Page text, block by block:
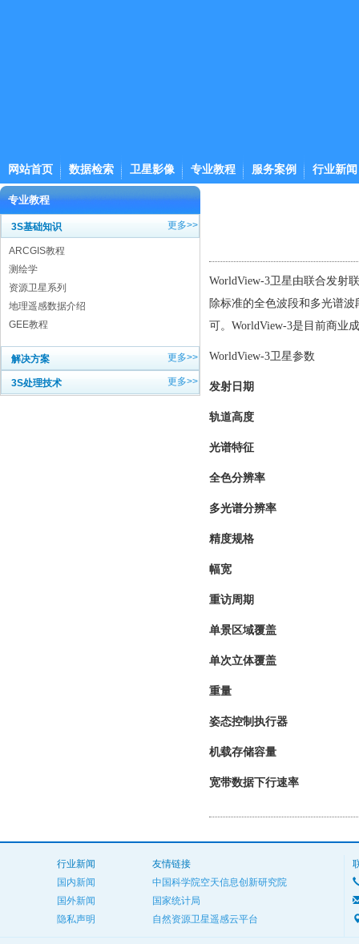
网站首页 数据检索 卫星影像 专业教程 服务案例 行业新闻
专业教程
3S基础知识 更多>>
ARCGIS教程
测绘学
资源卫星系列
地理遥感数据介绍
GEE教程
解决方案 更多>>
3S处理技术 更多>>
WorldView-3卫星由联合发射
除标准的全色波段和多光谱
可。WorldView-3是目前商业
WorldView-3卫星参数
发射日期
轨道高度
光谱特征
全色分辨率
多光谱分辨率
精度规格
幅宽
重访周期
单景区域覆盖
单次立体覆盖
重量
姿态控制执行器
机载存储容量
宽带数据下行速率
行业新闻
国内新闻
国外新闻
隐私声明
友情链接
中国科学院空天信息创新研究院
国家统计局
自然资源卫星遥感云平台